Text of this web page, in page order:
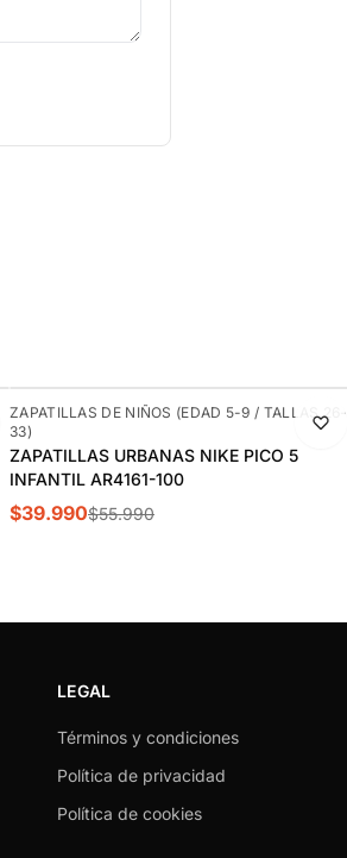
-29%
ZAPATILLAS DE NIÑOS (EDAD 5-9 / TALLAS 26-
33)
ZAPATILLAS URBANAS NIKE PICO 5
INFANTIL AR4161-100
$39.990$55.990
LEGAL
Términos y condiciones
Política de privacidad
Política de cookies